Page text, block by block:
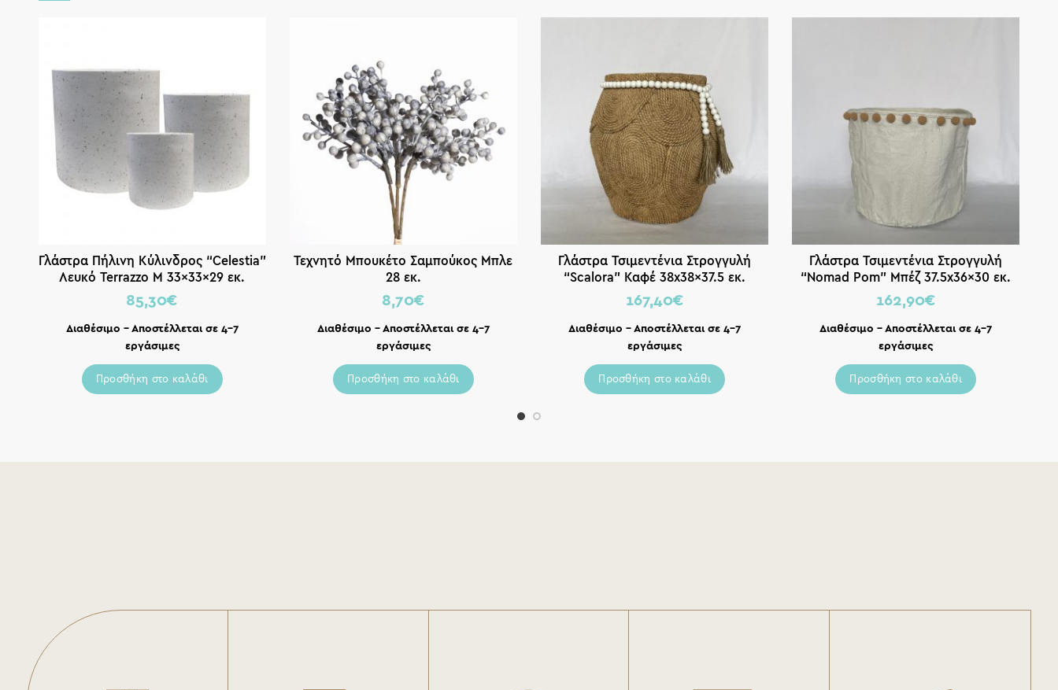
Γλάστρα Πήλινη Κύλινδρος “Celestia”
Λευκό Terrazzo M 33x33x29 εκ.
85,30€
Διαθέσιμο – Αποστέλλεται σε 4-7
εργάσιμες
Προσθήκη στο καλάθι
Τεχνητό Μπουκέτο Σαμπούκος Μπλε
28 εκ.
8,70€
Διαθέσιμο – Αποστέλλεται σε 4-7
εργάσιμες
Προσθήκη στο καλάθι
Γλάστρα Τσιμεντένια Στρογγυλή
“Scalora” Καφέ 38x38x37.5 εκ.
167,40€
Διαθέσιμο – Αποστέλλεται σε 4-7
εργάσιμες
Προσθήκη στο καλάθι
Γλάστρα Τσιμεντένια Στρογγυλή
“Nomad Pom” Μπέζ 37.5x36x30 εκ.
162,90€
Διαθέσιμο – Αποστέλλεται σε 4-7
εργάσιμες
Προσθήκη στο καλάθι